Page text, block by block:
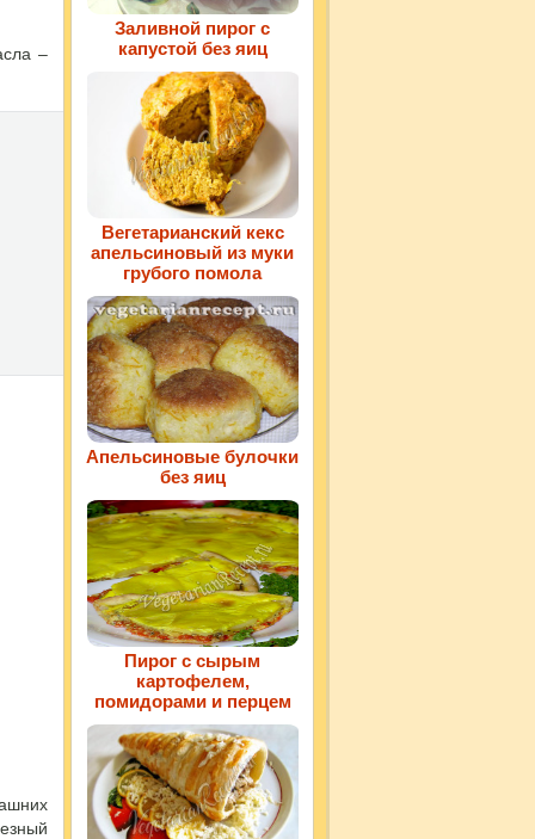
–
Заливной пирог с
капустой без яиц
Вегетарианский кекс
апельсиновый из муки
грубого помола
Апельсиновые булочки
без яиц
Пирог с сырым
картофелем,
помидорами и перцем